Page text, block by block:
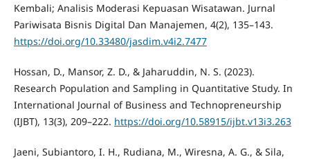
Kembali; Analisis Moderasi Kepuasan Wisatawan. Jurnal
Pariwisata Bisnis Digital Dan Manajemen, 4(2), 135–143.
https://doi.org/10.33480/jasdim.v4i2.7477
Hossan, D., Mansor, Z. D., & Jaharuddin, N. S. (2023).
Research Population and Sampling in Quantitative Study. In
International Journal of Business and Technopreneurship
(IJBT), 13(3), 209–222. https://doi.org/10.58915/ijbt.v13i3.263
Jaeni, Subiantoro, I. H., Rudiana, M., Wiresna, A. G., & Sila,